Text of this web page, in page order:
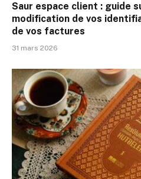
Saur espace client : guide
modification de vos
de vos factures
31 mars 2026